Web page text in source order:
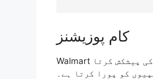
کام پوزیشنز
Walmart مختلف علاقوں میں مختلف سیکٹرز میں ملازمت کی مختلف پوزیشنوں کی پیشکش کرتا
کو پورا کرتا ہے۔